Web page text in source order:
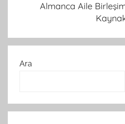
Almanca Aile
Ara